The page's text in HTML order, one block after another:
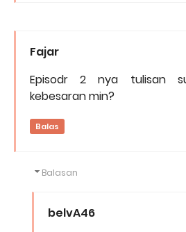
Fajar
Episodr 2 nya tulisan
kebesaran min?
Balas
Balasan
belvA46